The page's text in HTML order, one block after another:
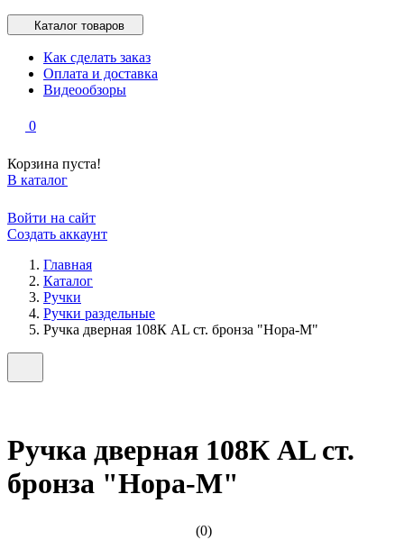
Каталог товаров
Как сделать заказ
Оплата и доставка
Видеообзоры
0
Корзина пуста!
В каталог
Войти на сайт
Создать аккаунт
Главная
Каталог
Ручки
Ручки раздельные
Ручка дверная 108К AL ст. бронза "Нора-М"
Ручка дверная 108К AL ст.
бронза "Нора-М"
(0)